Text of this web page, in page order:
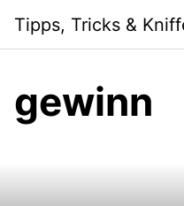
content
Tipps, Tricks &
gewinn